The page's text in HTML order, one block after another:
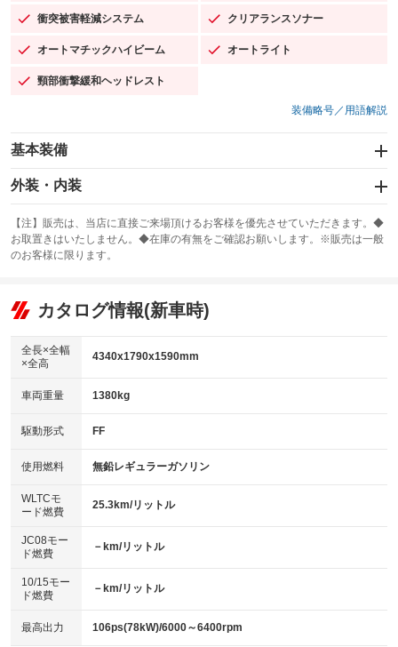
衝突被害軽減システム
：装備あり クリアランスソナー
：装備あり
オートマチックハイビーム
：装備あり オートライト
：装備あり
頸部衝撃緩和ヘッドレスト
：装備あり
装備略号／用語解説
基本装備
エアバッグ：運転席/助手席/サイド
：装備あり
：装備なし
サンルーフ
：装備なし ABS
リフトアップ
：装備なし
：装備なし
パワーウィンドウ
アイドリングストップ
：装備あり
USB入力端子
：装備あり
100V電源
：装備なし
センターデフロック
：装備なし
電動格納ミラー
：装備あり
外装・内装
カーナビ：メモリーナビ他
：装備あり
TV：フルセグ
：装備あり
ビジュアル
：装備なし
：装備あり
革シート
キーレス
HID(キセノンライト)
：装備なし
バックカメラ
：装備あり
エアロ
：装備なし
：装備なし
パワーシート
ベンチシート
：装備なし
チップアップシート
：装備なし ：装備なし
【注】販売は、当店に直接ご来場頂けるお客様を優先させていただきます。◆
お取置きはいたしません。◆在庫の有無をご確認お願いします。※販売は一般
のお客様に限ります。
カタログ情報(新車時)
全長×全幅
×全高
4340x1790x1590mm
車両重量 1380kg
駆動形式 FF
使用燃料 無鉛レギュラーガソリン
WLTCモ
ード燃費
25.3km/リットル
JC08モー
ド燃費
－km/リットル
10/15モー
ド燃費
－km/リットル
最高出力 106ps(78kW)/6000～6400rpm